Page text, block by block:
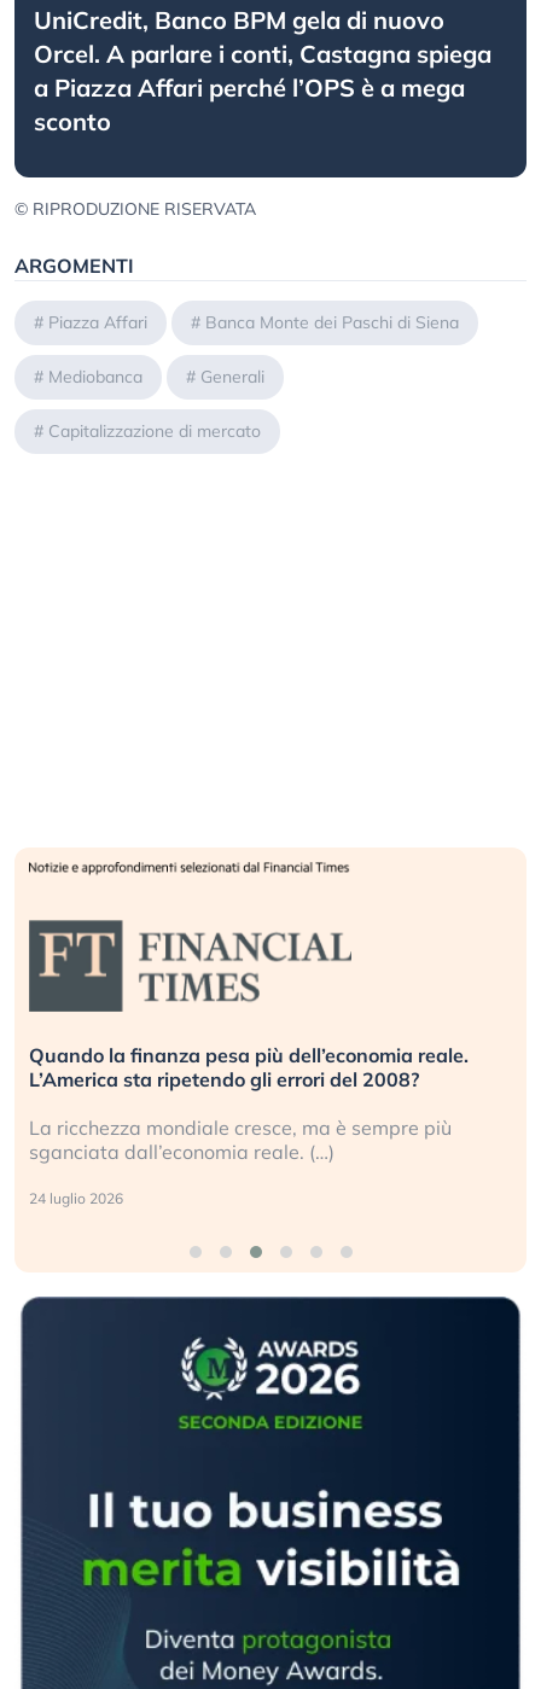
UniCredit, Banco BPM gela di nuovo
Orcel. A parlare i conti, Castagna spiega
a Piazza Affari perché l’OPS è a mega
sconto
© RIPRODUZIONE RISERVATA
ARGOMENTI
# Piazza Affari # Banca Monte dei Paschi di Siena
# Mediobanca # Generali
# Capitalizzazione di mercato
Quando la finanza pesa più dell’economia reale.
L’America sta ripetendo gli errori del 2008?
La ricchezza mondiale cresce, ma è sempre più
sganciata dall’economia reale. (…)
24 luglio 2026